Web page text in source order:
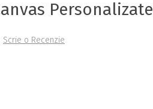
Personalizate
Scrie o Recenzie